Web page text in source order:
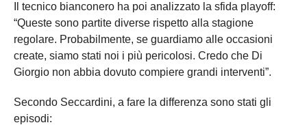
Il tecnico bianconero ha poi analizzato la sfida playoff:
“Queste sono partite diverse rispetto alla stagione
regolare. Probabilmente, se guardiamo alle occasioni
create, siamo stati noi i più pericolosi. Credo che Di
Giorgio non abbia dovuto compiere grandi interventi”.
Secondo Seccardini, a fare la differenza sono stati gli
episodi: